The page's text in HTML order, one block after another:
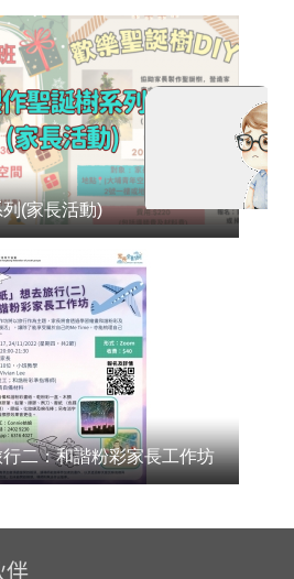
(家長活動)
二：和諧粉彩家長工作坊